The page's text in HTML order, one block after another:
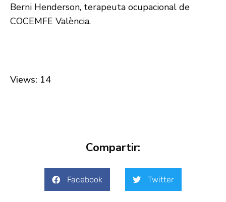
Berni Henderson, terapeuta ocupacional de
COCEMFE València.
Views: 14
Compartir:
Facebook Twitter